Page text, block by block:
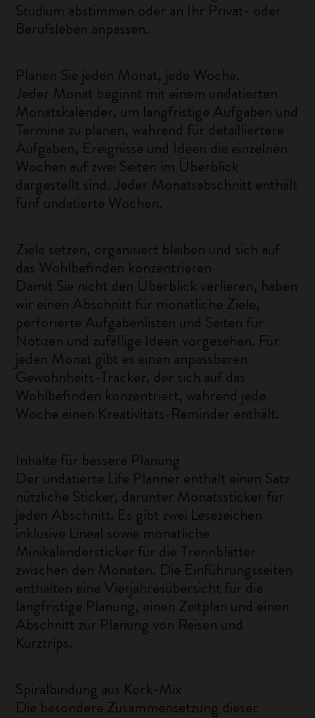
Studium abstimmen oder an Ihr Privat- oder
Berufsleben anpassen.
Planen Sie jeden Monat, jede Woche.
Jeder Monat beginnt mit einem undatierten
Monatskalender, um langfristige Aufgaben und
Termine zu planen, während für detailliertere
Aufgaben, Ereignisse und Ideen die einzelnen
Wochen auf zwei Seiten im Überblick
dargestellt sind. Jeder Monatsabschnitt enthält
fünf undatierte Wochen.
Ziele setzen, organisiert bleiben und sich auf
das Wohlbefinden konzentrieren
Damit Sie nicht den Überblick verlieren, haben
wir einen Abschnitt für monatliche Ziele,
perforierte Aufgabenlisten und Seiten für
Notizen und zufällige Ideen vorgesehen. Für
jeden Monat gibt es einen anpassbaren
Gewohnheits-Tracker, der sich auf das
Wohlbefinden konzentriert, während jede
Woche einen Kreativitäts-Reminder enthält.
Inhalte für bessere Planung
Der undatierte Life Planner enthält einen Satz
nützliche Sticker, darunter Monatssticker für
jeden Abschnitt. Es gibt zwei Lesezeichen
inklusive Lineal sowie monatliche
Minikalendersticker für die Trennblätter
zwischen den Monaten. Die Einführungsseiten
enthalten eine Vierjahresübersicht für die
langfristige Planung, einen Zeitplan und einen
Abschnitt zur Planung von Reisen und
Kurztrips.
Spiralbindung aus Kork-Mix
Die besondere Zusammensetzung dieser